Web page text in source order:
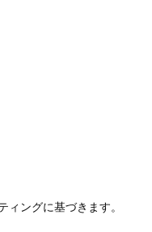
ングに基づきます。